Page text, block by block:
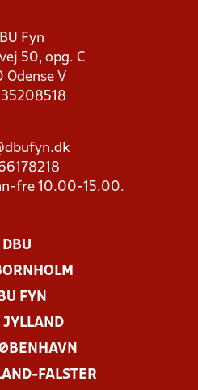
Fyn
50, opg. C
Odense V
35208518
fre 10.00-15.00.
DBU
FYN
JYLLAND
FALSTER